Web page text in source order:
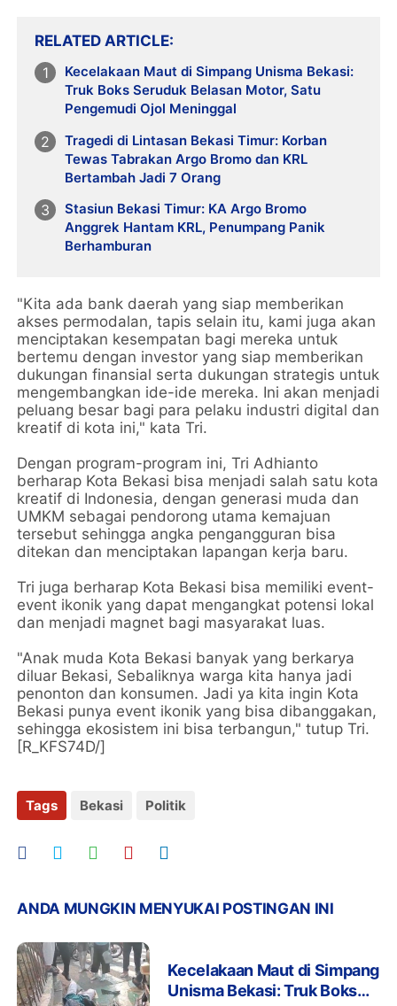
RELATED ARTICLE
Kecelakaan Maut di Simpang Unisma Bekasi:
Truk Boks Seruduk Belasan Motor, Satu
Pengemudi Ojol Meninggal
Tragedi di Lintasan Bekasi Timur: Korban
Tewas Tabrakan Argo Bromo dan KRL
Bertambah Jadi 7 Orang
Stasiun Bekasi Timur: KA Argo Bromo
Anggrek Hantam KRL, Penumpang Panik
Berhamburan
"Kita ada bank daerah yang siap memberikan
akses permodalan, tapis selain itu, kami juga akan
menciptakan kesempatan bagi mereka untuk
bertemu dengan investor yang siap memberikan
dukungan finansial serta dukungan strategis untuk
mengembangkan ide-ide mereka. Ini akan menjadi
peluang besar bagi para pelaku industri digital dan
kreatif di kota ini," kata Tri.
Dengan program-program ini, Tri Adhianto
berharap Kota Bekasi bisa menjadi salah satu kota
kreatif di Indonesia, dengan generasi muda dan
UMKM sebagai pendorong utama kemajuan
tersebut sehingga angka pengangguran bisa
ditekan dan menciptakan lapangan kerja baru.
Tri juga berharap Kota Bekasi bisa memiliki event-
event ikonik yang dapat mengangkat potensi lokal
dan menjadi magnet bagi masyarakat luas.
"Anak muda Kota Bekasi banyak yang berkarya
diluar Bekasi, Sebaliknya warga kita hanya jadi
penonton dan konsumen. Jadi ya kita ingin Kota
Bekasi punya event ikonik yang bisa dibanggakan,
sehingga ekosistem ini bisa terbangun," tutup Tri.
[R_KFS74D/]
Tags Bekasi Politik
ANDA MUNGKIN MENYUKAI POSTINGAN INI
Kecelakaan Maut di Simpang
Unisma Bekasi: Truk Boks